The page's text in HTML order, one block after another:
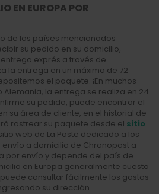
EN EUROPA POR
de los países mencionados
su pedido en su domicilio,
exprés a través de
la entrega en un máximo de 72
el paquete. ¡En muchos
Alemania, la entrega se realiza en 24
su pedido, puede encontrar el
su área de cliente, en el historial de
rastrear su paquete desde el sitio
web de La Poste dedicado a los
envío a domicilio de Chronopost a
por envío y depende del país de
en Europa generalmente cuesta
consultar fácilmente los gastos
su dirección.